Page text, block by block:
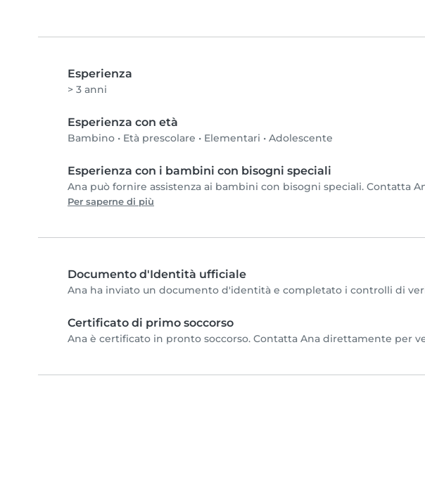
Esperienza
> 3 anni
Esperienza con età
Bambino • Età prescolare • Elementari • Adolescente
Esperienza con i bambini con bisogni speciali
Ana può fornire assistenza ai bambini con bisogni speciali. Contatta
Per saperne di più
Documento d'Identità ufficiale
Ana ha inviato un documento d'identità e completato i controlli di
Certificato di primo soccorso
Ana è certificato in pronto soccorso. Contatta Ana direttamente per